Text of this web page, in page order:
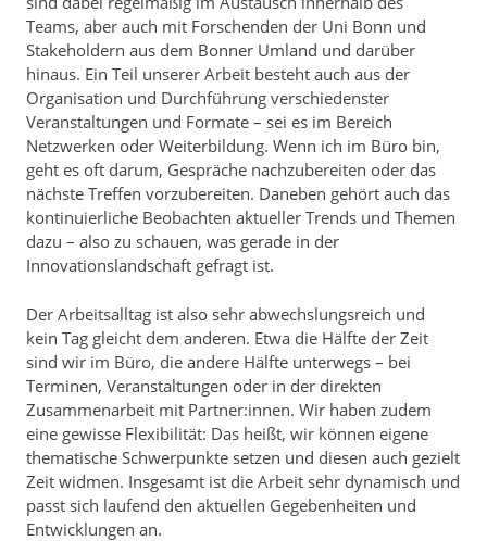
Teams, aber auch mit Forschenden der Uni Bonn und
Stakeholdern aus dem Bonner Umland und darüber
hinaus. Ein Teil unserer Arbeit besteht auch aus der
Organisation und Durchführung verschiedenster
Veranstaltungen und Formate – sei es im Bereich
Netzwerken oder Weiterbildung. Wenn ich im Büro bin,
geht es oft darum, Gespräche nachzubereiten oder das
nächste Treffen vorzubereiten. Daneben gehört auch das
kontinuierliche Beobachten aktueller Trends und Themen
dazu – also zu schauen, was gerade in der
Innovationslandschaft gefragt ist.
Der Arbeitsalltag ist also sehr abwechslungsreich und
kein Tag gleicht dem anderen. Etwa die Hälfte der Zeit
sind wir im Büro, die andere Hälfte unterwegs – bei
Terminen, Veranstaltungen oder in der direkten
Zusammenarbeit mit Partner:innen. Wir haben zudem
eine gewisse Flexibilität: Das heißt, wir können eigene
thematische Schwerpunkte setzen und diesen auch gezielt
Zeit widmen. Insgesamt ist die Arbeit sehr dynamisch und
passt sich laufend den aktuellen Gegebenheiten und
Entwicklungen an.